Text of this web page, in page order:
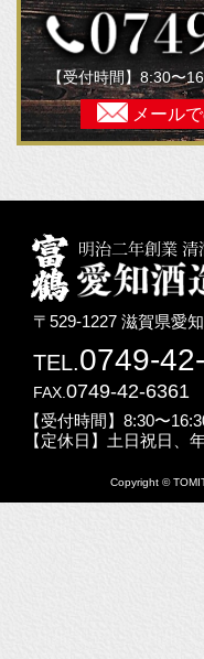
【受付時間】8:30〜
メール
〒529-1227 滋賀県愛
TEL.0749-
FAX. 0749-42-6361
【受付時間】8:30〜
【定休日】土日祝日、
Copyright ©